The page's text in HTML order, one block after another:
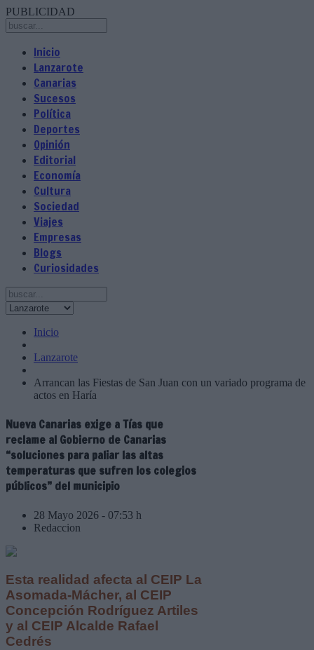
PUBLICIDAD
Inicio
Lanzarote
Canarias
Sucesos
Política
Deportes
Opinión
Editorial
Economía
Cultura
Sociedad
Viajes
Empresas
Blogs
Curiosidades
Inicio
Lanzarote
Arrancan las Fiestas de San Juan con un variado programa de
actos en Haría
Nueva Canarias exige a Tías que
reclame al Gobierno de Canarias
“soluciones para paliar las altas
temperaturas que sufren los colegios
públicos” del municipio
28 Mayo 2026 - 07:53 h
Redaccion
Esta realidad afecta al CEIP La
Asomada-Mácher, al CEIP
Concepción Rodríguez Artiles
y al CEIP Alcalde Rafael
Cedrés